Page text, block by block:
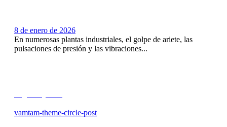
8 de enero de 2026
En numerosas plantas industriales, el golpe de ariete, las
pulsaciones de presión y las vibraciones...
vamtam-theme-circle-post